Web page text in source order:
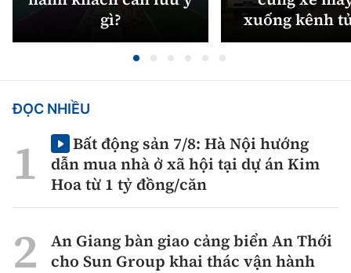
gì?
xuống kênh
ĐỌC NHIỀU
Bất động sản 7/8: Hà Nội hướng
dẫn mua nhà ở xã hội tại dự án Kim
Hoa từ 1 tỷ đồng/căn
An Giang bàn giao cảng biển An Thới
cho Sun Group khai thác vận hành